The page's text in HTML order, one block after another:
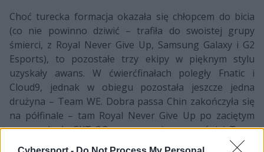
Choć turecka formacja okazała się chłopcem do bicia
(co nie powinno dziwić – trafiła do swoistej grupy
śmierci, z Royal Never Give Up, Samsung Galaxy i G2
Esports), to pozostałe trzy ekipy w pięknym stylu
uzyskały awans. W ćwierćfinałach poległy Fnatic i
Cloud9, jednak w obiegu pozostała jeszcze jedna
drużyna – Team WE. Dobra passa Chin zakończyła się
na półfinale – tam Royal Never Give Up po zaciętym
meczu uległo SKT 2:3, a wspomniany wcześniej Team
WE, który z pozycji trzeciego miejsca w Chinach dotarł